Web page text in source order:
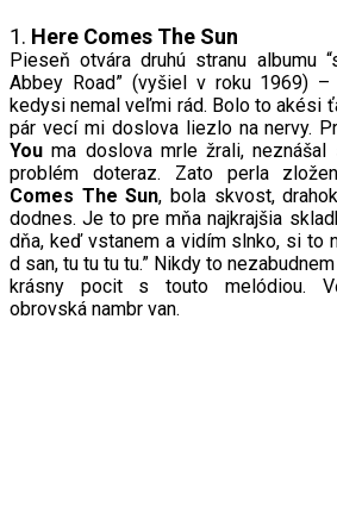
1. Here Comes The Sun
Pieseň otvára druhú stranu albumu
Abbey Road” (vyšiel v roku 1969)
kedysi nemal veľmi rád. Bolo to akési
pár vecí mi doslova liezlo na nervy.
You ma doslova mrle žrali,
problém doteraz. Zato perla
Comes The Sun, bola skvost,
dodnes. Je to pre mňa najkrajšia
dňa, keď vstanem a vidím slnko, si to
d san, tu tu tu tu.” Nikdy to
krásny pocit s touto melódiou.
obrovská nambr van.